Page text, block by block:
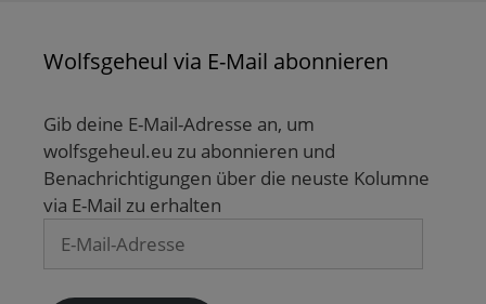
Wolfsgeheul via E-Mail abonnieren
Gib deine E-Mail-Adresse an, um
wolfsgeheul.eu zu abonnieren und
Benachrichtigungen über die neuste Kolumne
via E-Mail zu erhalten
Mail-